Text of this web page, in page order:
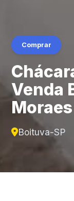
Comprar
Venda
Boituva-SP